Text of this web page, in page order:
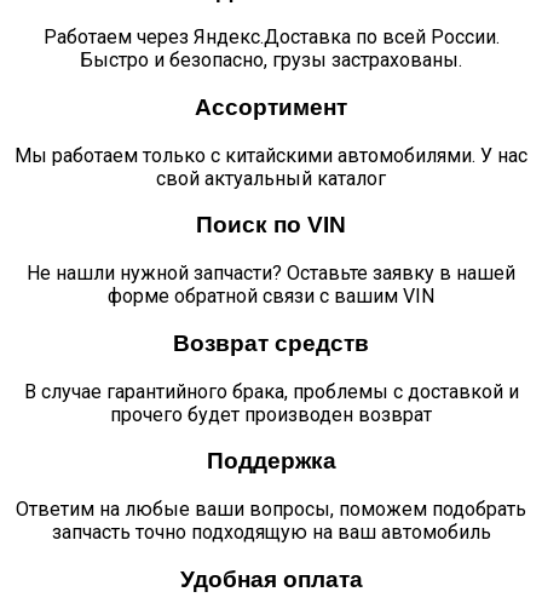
Работаем через Яндекс.Доставка по всей России.
Быстро и безопасно, грузы застрахованы.
Ассортимент
Мы работаем только с китайскими автомобилями. У нас
свой актуальный каталог
Поиск по VIN
Не нашли нужной запчасти? Оставьте заявку в нашей
форме обратной связи с вашим VIN
Возврат средств
В случае гарантийного брака, проблемы с доставкой и
прочего будет производен возврат
Поддержка
Ответим на любые ваши вопросы, поможем подобрать
запчасть точно подходящую на ваш автомобиль
Удобная оплата